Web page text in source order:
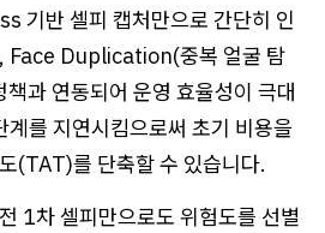
기반 셀피 캡처만으로 간단히 인
Face Duplication(중복 얼굴 탐
과 연동되어 운영 효율성이 극대
를 지연시킴으로써 초기 비용을
(TAT)를 단축할 수 있습니다.
1차 셀피만으로도 위험도를 선별